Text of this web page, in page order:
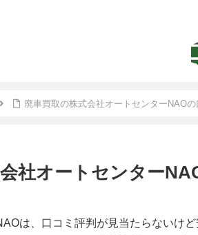
廃車買取の株式会社オートセンターNAOの
社オートセンター
は、口コミ評判が見当たらないけ